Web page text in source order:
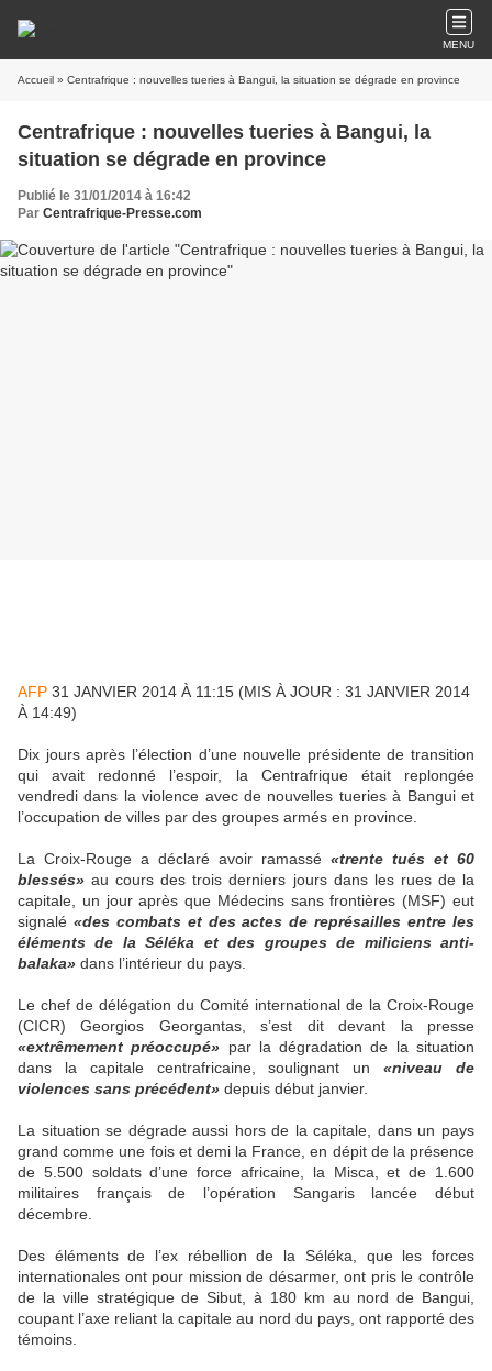
MENU
Accueil » Centrafrique : nouvelles tueries à Bangui, la situation se dégrade en province
Centrafrique : nouvelles tueries à Bangui, la
situation se dégrade en province
Publié le 31/01/2014 à 16:42
Par Centrafrique-Presse.com
AFP 31 JANVIER 2014 À 11:15 (MIS À JOUR : 31 JANVIER 2014
À 14:49)
Dix jours après l’élection d’une nouvelle présidente de transition
qui avait redonné l’espoir, la Centrafrique était replongée
vendredi dans la violence avec de nouvelles tueries à Bangui et
l’occupation de villes par des groupes armés en province.
La Croix-Rouge a déclaré avoir ramassé «trente tués et 60
blessés» au cours des trois derniers jours dans les rues de la
capitale, un jour après que Médecins sans frontières (MSF) eut
signalé «des combats et des actes de représailles entre les
éléments de la Séléka et des groupes de miliciens anti-
balaka» dans l’intérieur du pays.
Le chef de délégation du Comité international de la Croix-Rouge
(CICR) Georgios Georgantas, s’est dit devant la presse
«extrêmement préoccupé» par la dégradation de la situation
dans la capitale centrafricaine, soulignant un«niveau de
violences sans précédent» depuis début janvier.
La situation se dégrade aussi hors de la capitale, dans un pays
grand comme une fois et demi la France, en dépit de la présence
de 5.500 soldats d’une force africaine, la Misca, et de 1.600
militaires français de l’opération Sangaris lancée début
décembre.
Des éléments de l’ex rébellion de la Séléka, que les forces
internationales ont pour mission de désarmer, ont pris le contrôle
de la ville stratégique de Sibut, à 180 km au nord de Bangui,
coupant l’axe reliant la capitale au nord du pays, ont rapporté des
témoins.